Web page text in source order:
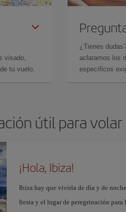
visado,
tu vuelo.
¿Tienes
aclaramos los
específicos
útil para volar
¡Hola, Ibiza!
Ibiza hay que vivirla de día y de
fiesta y el lugar de peregrinación para